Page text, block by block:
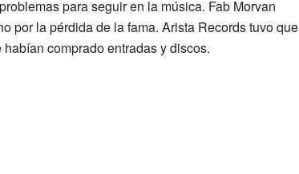
para seguir en la música. Fab Morvan
por la pérdida de la fama. Arista Records tuvo que
comprado entradas y discos.